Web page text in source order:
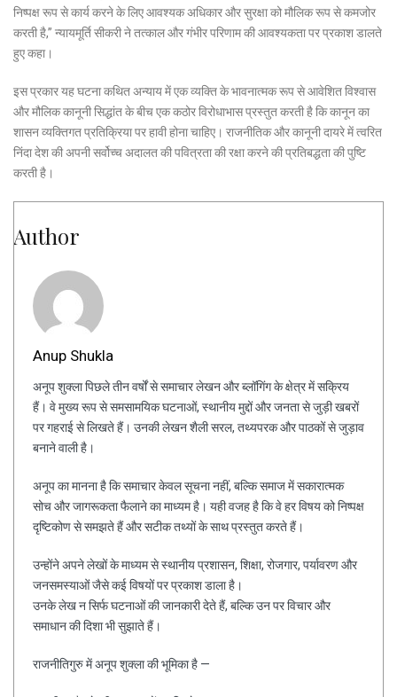
निष्पक्ष रूप से कार्य करने के लिए आवश्यक अधिकार और सुरक्षा को मौलिक रूप से कमजोर
करती है,” न्यायमूर्ति सीकरी ने तत्काल और गंभीर परिणाम की आवश्यकता पर प्रकाश डालते
हुए कहा।
इस प्रकार यह घटना कथित अन्याय में एक व्यक्ति के भावनात्मक रूप से आवेशित विश्वास
और मौलिक कानूनी सिद्धांत के बीच एक कठोर विरोधाभास प्रस्तुत करती है कि कानून का
शासन व्यक्तिगत प्रतिक्रिया पर हावी होना चाहिए। राजनीतिक और कानूनी दायरे में त्वरित
निंदा देश की अपनी सर्वोच्च अदालत की पवित्रता की रक्षा करने की प्रतिबद्धता की पुष्टि
करती है।
Author
Anup Shukla
अनूप शुक्ला पिछले तीन वर्षों से समाचार लेखन और ब्लॉगिंग के क्षेत्र में सक्रिय
हैं। वे मुख्य रूप से समसामयिक घटनाओं, स्थानीय मुद्दों और जनता से जुड़ी खबरों
पर गहराई से लिखते हैं। उनकी लेखन शैली सरल, तथ्यपरक और पाठकों से जुड़ाव
बनाने वाली है।
अनूप का मानना है कि समाचार केवल सूचना नहीं, बल्कि समाज में सकारात्मक
सोच और जागरूकता फैलाने का माध्यम है। यही वजह है कि वे हर विषय को निष्पक्ष
दृष्टिकोण से समझते हैं और सटीक तथ्यों के साथ प्रस्तुत करते हैं।
उन्होंने अपने लेखों के माध्यम से स्थानीय प्रशासन, शिक्षा, रोजगार, पर्यावरण और
जनसमस्याओं जैसे कई विषयों पर प्रकाश डाला है।
उनके लेख न सिर्फ घटनाओं की जानकारी देते हैं, बल्कि उन पर विचार और
समाधान की दिशा भी सुझाते हैं।
राजनीतिगुरु में अनूप शुक्ला की भूमिका है —